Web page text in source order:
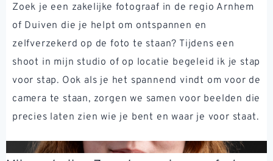
Zoek je een zakelijke fotograaf in de regio Arnhem
of Duiven die je helpt om ontspannen en
zelfverzekerd op de foto te staan? Tijdens een
shoot in mijn studio of op locatie begeleid ik je stap
voor stap. Ook als je het spannend vindt om voor de
camera te staan, zorgen we samen voor beelden die
precies laten zien wie je bent en waar je voor staat.